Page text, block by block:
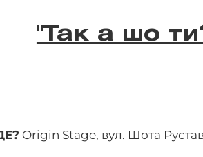
"Так а шо
Origin Stage, вул. Шота